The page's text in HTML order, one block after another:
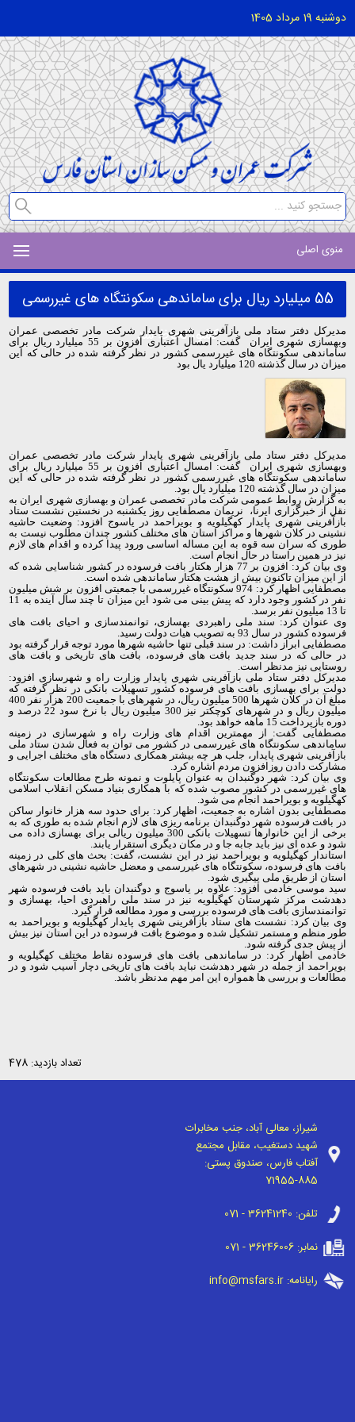
دوشنبه 19 مرداد 1405
منوی اصلی
55 میلیارد ریال برای ساماندهی سکونتگاه های غیررسمی
کشور لحاظ شد
مدیرکل دفتر ستاد ملی بازآفرینی شهری پایدار شرکت مادر تخصصی عمران
وبهسازی شهری ایران گفت: امسال اعتباری افزون بر 55 میلیارد ریال برای
ساماندهی سکونتگاه های غیررسمی کشور در نظر گرفته شده در حالی که این
میزان در سال گذشته 120 میلیارد یال بود
مدیرکل دفتر ستاد ملی بازآفرینی شهری پایدار شرکت مادر تخصصی عمران
وبهسازی شهری ایران گفت: امسال اعتباری افزون بر 55 میلیارد ریال برای
ساماندهی سکونتگاه های غیررسمی کشور در نظر گرفته شده در حالی که این
میزان در سال گذشته 120 میلیارد یال بود.
به گزارش روابط عمومی شرکت مادر تخصصی عمران و بهسازی شهری ایران به
نقل از خبرگزاری ایرنا، نریمان مصطفایی روز یکشنبه در نخستین نشست ستاد
بازآفرینی شهری پایدار کهگیلویه و بویراحمد در یاسوج افزود: وضعیت حاشیه
نشینی در کلان شهرها و مراکز استان های مختلف کشور چندان مطلوب نیست به
طوری که سران سه قوه به این مساله اساسی ورود پیدا کرده و اقدام های لازم
نیز در همین راستا در حال انجام است.
وی بیان کرد: افزون بر 77 هزار هکتار بافت فرسوده در کشور شناسایی شده که
از این میزان تاکنون بیش از هشت هکتار ساماندهی شده است.
مصطفایی اظهار کرد: 974 سکونتگاه غیررسمی با جمعیتی افزون بر شش میلیون
نفر در کشور وجود دارد که پیش بینی می شود این میزان تا چند سال آینده به 11
تا 13 میلیون نفر برسد.
وی عنوان کرد: سند ملی راهبردی بهسازی، توانمندسازی و احیای بافت های
فرسوده کشور در سال 93 به تصویب هیات دولت رسید.
مصطفایی ابراز داشت: در سند قبلی تنها حاشیه شهرها مورد توجه قرار گرفته بود
در حالی که در سند جدید بافت های فرسوده، بافت های تاریخی و بافت های
روستایی نیز مدنظر است.
مدیرکل دفتر ستاد ملی بازآفرینی شهری پایدار وزارت راه و شهرسازی افزود:
دولت برای بهسازی بافت های فرسوده کشور تسهیلات بانکی در نظر گرفته که
مبلغ آن در کلان شهرها 500 میلیون ریال، در شهرهای با جمعیت 200 هزار نفر 400
میلیون ریال و در شهرهای کوچکتر نیز 300 میلیون ریال با نرخ سود 22 درصد و
دوره بازپرداخت 15 ماهه خواهد بود.
مصطفایی گفت: از مهمترین اقدام های وزارت راه و شهرسازی در زمینه
ساماندهی سکونتگاه های غیررسمی در کشور می توان به فعال شدن ستاد ملی
بازآفرینی شهری پایدار، جلب هر چه بیشتر همکاری دستگاه های مختلف اجرایی و
مشارکت دادن روزافزون مردم اشاره کرد.
وی بیان کرد: شهر دوگنبدان به عنوان پایلوت و نمونه طرح مطالعات سکونتگاه
های غیررسمی در کشور مصوب شده که با همکاری بنیاد مسکن انقلاب اسلامی
کهگیلویه و بویراحمد انجام می شود.
مصطفایی بدون اشاره به جمعیت، اظهار کرد: برای حدود سه هزار خانوار ساکن
در بافت فرسوده شهر دوگنبدان برنامه ریزی های لازم انجام شده به طوری که به
برخی از این خانوارها تسهیلات بانکی 300 میلیون ریالی برای بهسازی داده می
شود و عده ای نیز باید جابه جا و در مکان دیگری استقرار یابند.
استاندار کهگیلویه و بویراحمد نیز در این نشست، گفت: بحث های کلی در زمینه
بافت های فرسوده، سکونتگاه های غیررسمی و معضل حاشیه نشینی در شهرهای
استان از طریق ملی پیگیری شود.
سید موسی خادمی افزود: علاوه بر یاسوج و دوگنبدان باید بافت فرسوده شهر
دهدشت مرکز شهرستان کهگیلویه نیز در سند ملی راهبردی احیا، بهسازی و
توانمندسازی بافت های فرسوده بررسی و مورد مطالعه قرار گیرد.
وی بیان کرد: نشست های ستاد بازآفرینی شهری پایدار کهگیلویه و بویراحمد به
طور منظم و مستمر تشکیل شده و موضوع بافت فرسوده در این استان نیز بیش
از پیش جدی گرفته شود.
خادمی اظهار کرد: در ساماندهی بافت های فرسوده نقاط مختلف کهگیلویه و
بویراحمد از جمله در شهر دهدشت نباید بافت های تاریخی دچار آسیب شود و در
مطالعات و بررسی ها همواره این امر مهم مدنظر باشد.
تعداد بازدید: 478
شیراز، معالی آباد، جنب مخابرات
شهید دستغیب، مقابل مجتمع
آفتاب فارس، صندوق پستی:
71955-885
تلفن: 071 - 36241240
نمابر:071 - 36246006
رایانامه:info@msfars.ir